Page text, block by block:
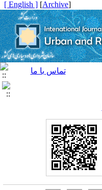
[
Archive
]
[ English ]
تماس با ما